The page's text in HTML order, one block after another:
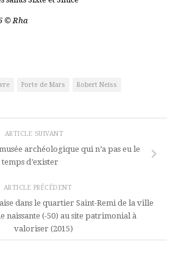
© Rha
Porte de Mars Robert Neiss
ARTICLE SUIVANT
archéologique qui n’a pas eu le
temps d’exister
ARTICLE PRÉCÉDENT
dans le quartier Saint-Remi de la ville
naissante (-50) au site patrimonial à
valoriser (2015)